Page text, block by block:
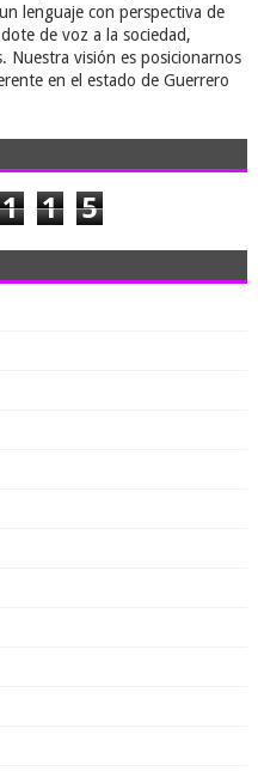
lenguaje con perspectiva de
de voz a la sociedad,
Nuestra visión es posicionarnos
en el estado de Guerrero
1 1 5